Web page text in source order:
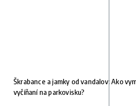
Škrabance a jamky od vandalov: Ako
vyčíňaní na parkovisku?